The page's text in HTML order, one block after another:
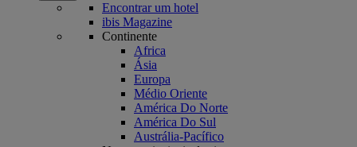
Encontrar um hotel
ibis Magazine
Continente
Africa
Ásia
Europa
Médio Oriente
América Do Norte
América Do Sul
Austrália-Pacífico